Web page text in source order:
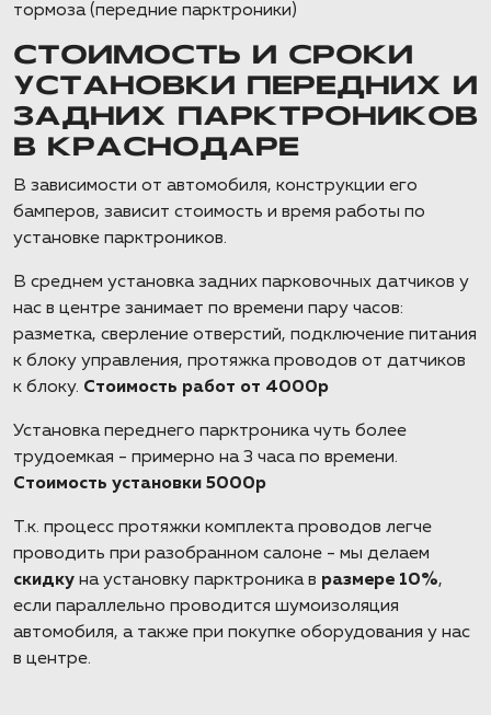
тормоза (передние парктроники)
СТОИМОСТЬ И СРОКИ
УСТАНОВКИ ПЕРЕДНИХ И
ЗАДНИХ ПАРКТРОНИКОВ
В КРАСНОДАРЕ
В зависимости от автомобиля, конструкции его
бамперов, зависит стоимость и время работы по
установке парктроников.
В среднем установка задних парковочных датчиков у
нас в центре занимает по времени пару часов:
разметка, сверление отверстий, подключение питания
к блоку управления, протяжка проводов от датчиков
к блоку. Стоимость работ от 4000р
Установка переднего парктроника чуть более
трудоемкая - примерно на 3 часа по времени.
Стоимость установки 5000р
Т.к. процесс протяжки комплекта проводов легче
проводить при разобранном салоне - мы делаем
скидку на установку парктроника в размере 10%,
если параллельно проводится шумоизоляция
автомобиля, а также при покупке оборудования у нас
в центре.